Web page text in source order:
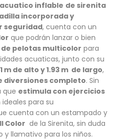
inflable de sirenita
incorporada y
seguridad, cuenta con un
que podrán lanzar o bien
pelotas multicolor para
acuaticas, junto con su
de alto y 1.93 m de largo,
diversiones completo. Sin
que estimula con ejercicios
para su
cuenta con un estampado y
Color de la Sirenita, sin duda
llamativo para los niños.